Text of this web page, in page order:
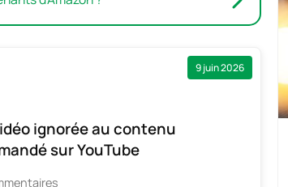
9 juin 2026
ignorée au contenu
sur YouTube